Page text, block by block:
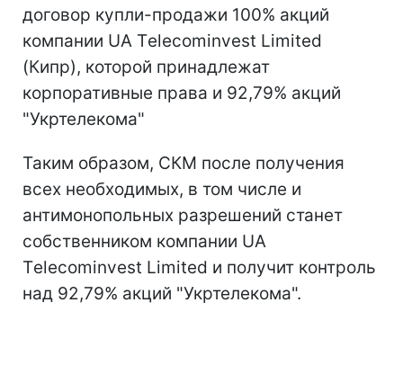
договор купли-продажи 100% акций
компании UA Тelecominvest Limited
(Кипр), которой принадлежат
корпоративные права и 92,79% акций
"Укртелекома"
Таким образом, СКМ после получения
всех необходимых, в том числе и
антимонопольных разрешений станет
собственником компании UA
Тelecominvest Limited и получит контроль
над 92,79% акций "Укртелекома".